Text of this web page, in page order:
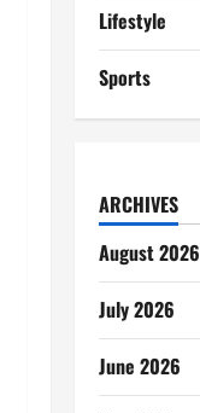
Lifestyle
Sports
ARCHIVES
August 2026
July 2026
June 2026